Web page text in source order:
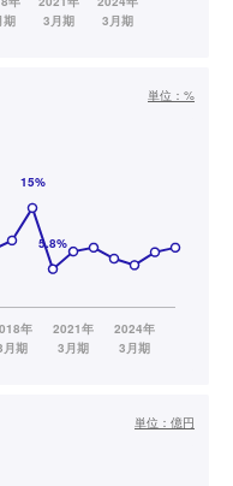
単位： %
単位： 億円